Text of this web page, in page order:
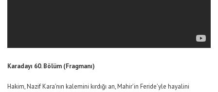
Karadayı 60. Bölüm (Fragmanı)
Hakim, Nazif Kara’nın kalemini kırdığı an, Mahir’in Feride’yle hayalini